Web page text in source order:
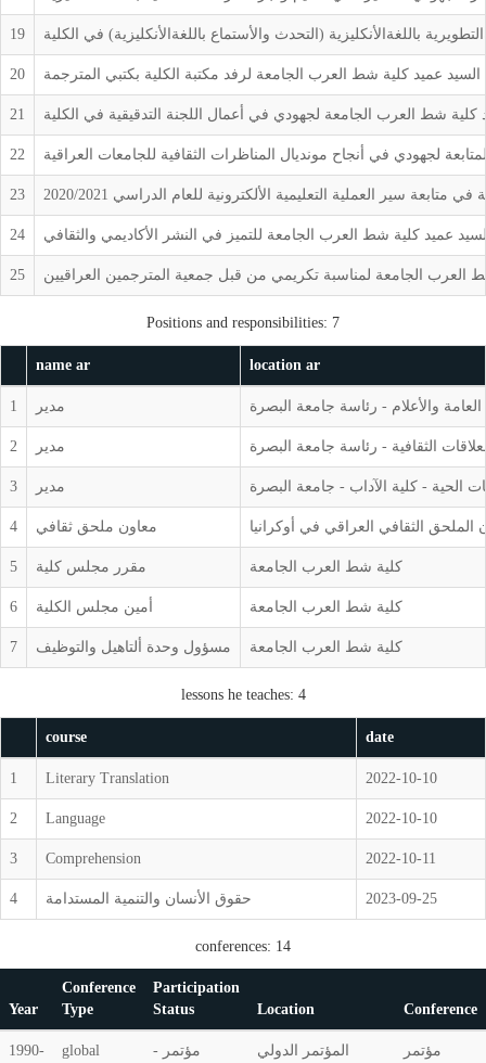
19 باللغةالأنكليزية (التحدث والأستماع باللغةالأنكليزية) في الكلية
20 عميد كلية شط العرب الجامعة لرفد مكتبة الكلية بكتبي المترجمة
21 شط العرب الجامعة لجهودي في أعمال اللجنة التدقيقية في الكلية
22 لجهودي في أنجاح مونديال المناظرات الثقافية للجامعات العراقية
23 سير العملية التعليمية الألكترونية للعام الدراسي 2020/2021
24 عميد كلية شط العرب الجامعة للتميز في النشر الأكاديمي والثقافي
25 العرب الجامعة لمناسبة تكريمي من قبل جمعية المترجمين العراقيين
Positions and responsibilities: 7
name ar location ar
1 مدير العامة والأعلام - رئاسة جامعة البصرة
2 مدير الثقافية - رئاسة جامعة البصرة
3 مدير الحية - كلية الآداب - جامعة البصرة
4 معاون ملحق ثقافي الملحق الثقافي العراقي في أوكرانيا
5 مقرر مجلس كلية كلية شط العرب الجامعة
6 أمين مجلس الكلية كلية شط العرب الجامعة
7 مسؤول وحدة ألتاهيل والتوظيف كلية شط العرب الجامعة
lessons he teaches: 4
course date
1 Literary Translation 2022-10-10
2 Language 2022-10-10
3 Comprehension 2022-10-11
4 حقوق الأنسان والتنمية المستدامة 2023-09-25
conferences: 14
Year
Conference
Type
Participation
Status
Location Conference
1990-
global
مؤتمر -
المؤتمر الدولي
مؤتمر